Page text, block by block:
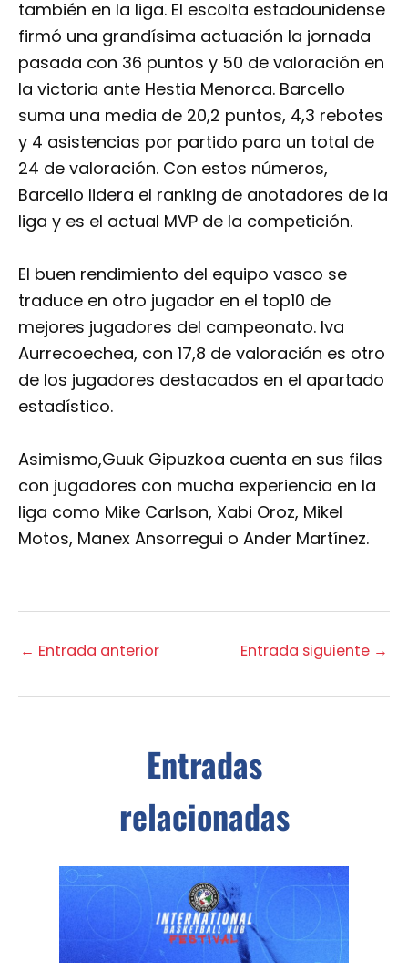
también en la liga. El escolta estadounidense
firmó una grandísima actuación la jornada
pasada con 36 puntos y 50 de valoración en
la victoria ante Hestia Menorca. Barcello
suma una media de 20,2 puntos, 4,3 rebotes
y 4 asistencias por partido para un total de
24 de valoración. Con estos números,
Barcello lidera el ranking de anotadores de la
liga y es el actual MVP de la competición.
El buen rendimiento del equipo vasco se
traduce en otro jugador en el top10 de
mejores jugadores del campeonato. Iva
Aurrecoechea, con 17,8 de valoración es otro
de los jugadores destacados en el apartado
estadístico.
Asimismo,Guuk Gipuzkoa cuenta en sus filas
con jugadores con mucha experiencia en la
liga como Mike Carlson, Xabi Oroz, Mikel
Motos, Manex Ansorregui o Ander Martínez.
← Entrada anterior Entrada siguiente →
Entradas
relacionadas